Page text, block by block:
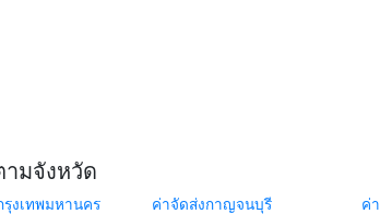
ามจังหวัด
รุงเทพมหานคร ค่าจัดส่งกาญจนบุรี
ค่